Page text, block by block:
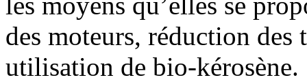
des moteurs, réduction
utilisation de bio-kérosène.